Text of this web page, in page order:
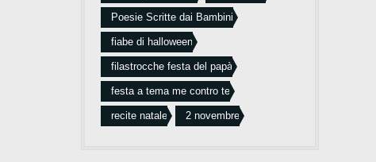
Poesie Scritte dai Bambini
fiabe di halloween
filastrocche festa del papà
festa a tema me contro te
recite natale 2 novembre